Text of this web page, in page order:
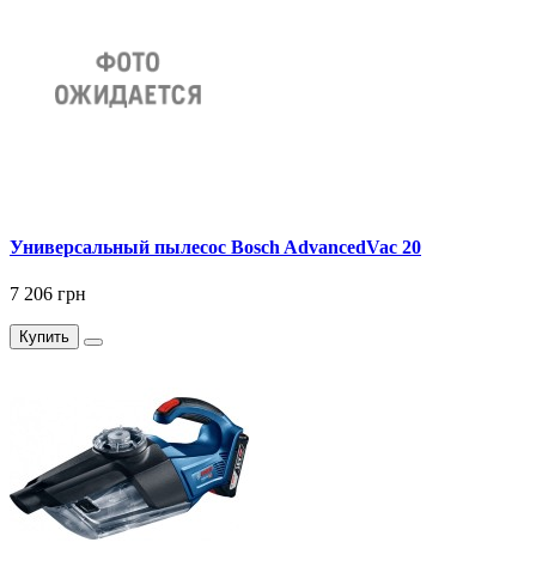
Универсальный пылесос Bosch AdvancedVac 20
7 206 грн
Купить